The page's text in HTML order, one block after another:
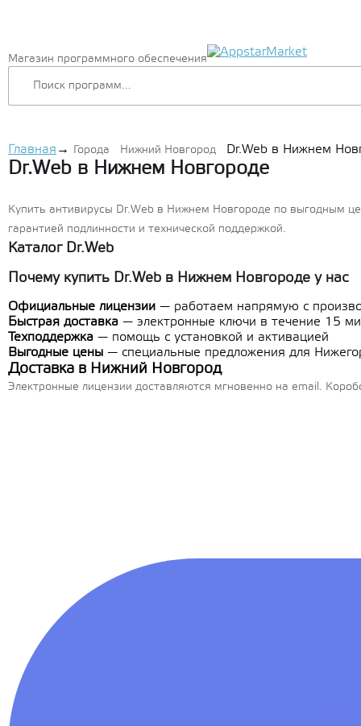
Магазин программного обеспечения
Главная → Города Нижний Новгород Dr.Web в Нижнем
Dr.Web в Нижнем Новгороде
Купить антивирусы Dr.Web в Нижнем Новгороде по выгодным
гарантией подлинности и технической поддержкой.
Каталог Dr.Web
Почему купить Dr.Web в Нижнем Новгороде у нас
Официальные лицензии — работаем напрямую с
Быстрая доставка — электронные ключи в течение 15
Техподдержка — помощь с установкой и активацией
Выгодные цены — специальные предложения для
Доставка в Нижний Новгород
Электронные лицензии доставляются мгновенно на email.